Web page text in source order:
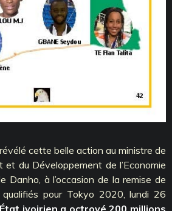
cette belle action au ministre de
du Développement de l’Economie
Danho, à l’occasion de la remise de
pour Tokyo 2020, lundi 26